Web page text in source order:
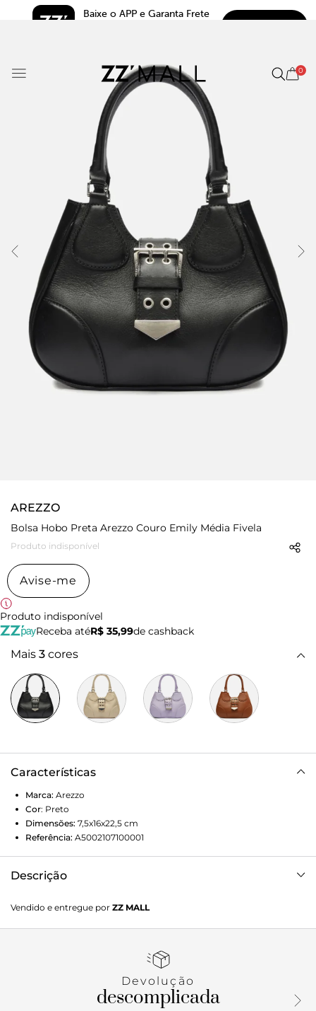
Baixe o APP e Garanta Frete
0
AREZZO
Bolsa Hobo Preta Arezzo Couro Emily Média Fivela
Produto indisponível
Avise-me
Produto indisponível
Receba atéR$ 35,99de cashback
Mais 3 cores
Características
Marca: Arezzo
Cor: Preto
Dimensões: 7,5x16x22,5 cm
Referência: A5002107100001
Descrição
retangular, laterais arredondadas e detalhes em recortes na
capa frontal. Traz duas alças de mão bombadas e alça
tira com fivela metálica imponente.
Vendido e entregue por ZZ MALL
Devolução
descomplicada